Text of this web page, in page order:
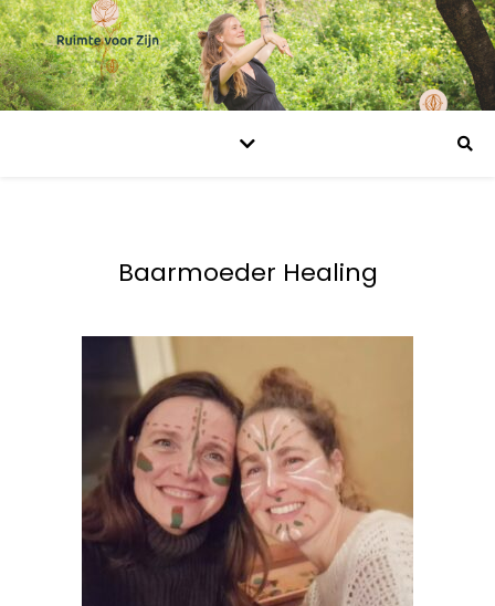
Baarmoeder Healing